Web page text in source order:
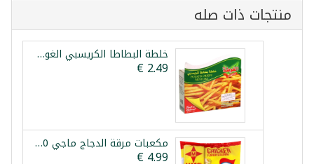
منتجات ذات صله
خلطة البطاطا الكريسبي الغوطة 100غ
مكعبات مرقة الدجاج ماجي 100 مكعب